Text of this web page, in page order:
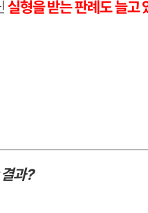
실형을 받는 판례도 늘고
과?